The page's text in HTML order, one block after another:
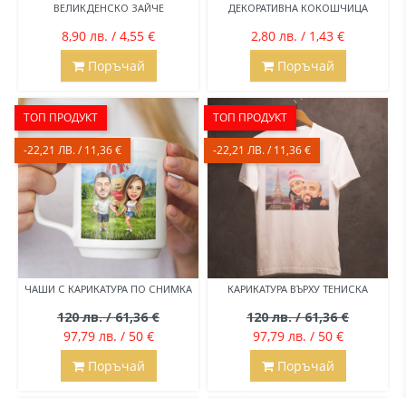
ВЕЛИКДЕНСКО ЗАЙЧЕ
8,90 лв. / 4,55 €
Поръчай
ДЕКОРАТИВНА КОКОШЧИЦА
2,80 лв. / 1,43 €
Поръчай
ЧАШИ С КАРИКАТУРА ПО СНИМКА
120 лв. / 61,36 €
97,79 лв. / 50 €
ТОП ПРОДУКТ
-22,21 ЛВ. / 11,36 €
Поръчай
КАРИКАТУРА ВЪРХУ ТЕНИСКА
120 лв. / 61,36 €
97,79 лв. / 50 €
ТОП ПРОДУКТ
-22,21 ЛВ. / 11,36 €
Поръчай